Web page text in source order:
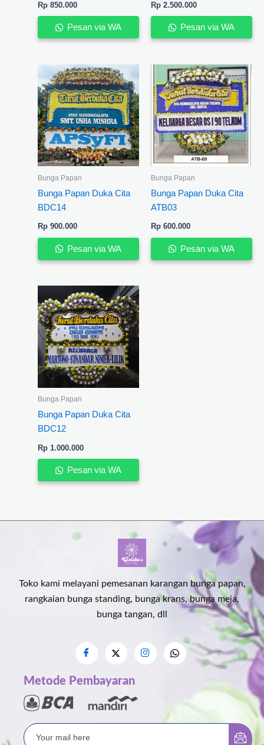
Rp850.000
Pesan via WA
Rp2.500.000
Pesan via WA
Bunga Papan
Bunga Papan Duka Cita
BDC14
Rp900.000
Pesan via WA
Bunga Papan
Bunga Papan Duka Cita
ATB03
Rp600.000
Pesan via WA
Bunga Papan
Bunga Papan Duka Cita
BDC12
Rp1.000.000
Pesan via WA
Toko kami melayani pemesanan karangan bunga papan,
rangkaian bunga standing, bunga krans, bunga meja,
bunga tangan, dll
Metode Pembayaran